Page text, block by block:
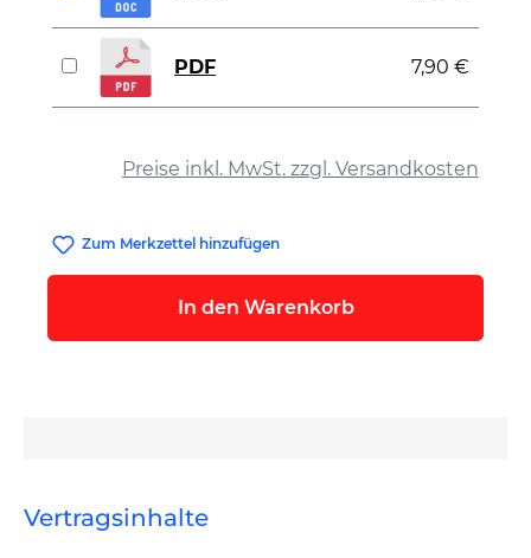
Preise inkl. MwSt. zzgl. Versandkosten
PDF 7,90 €
Zum Merkzettel hinzufügen
In den Warenkorb
Vertragsinhalte